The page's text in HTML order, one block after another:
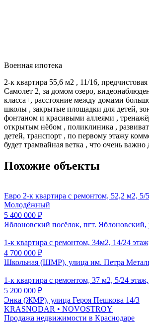
Военная ипотека
2-к квартира 55,6 м2 , 11/16,
Самолет 2, за домом озеро,
класса+, расстояние между домами
школы , закрытые площадки для детей,
фонтаном и красивыми аллеями ,
открытым нёбом , поликлиника ,
детей, транспорт , по первому этажу
будет трамвайная ветка , что очень важно
Похожие объекты
Евро 2-к квартира с ремонтом, 52,2 м2,
Молодёжный
5 400 000 ₽
Яблоновский посёлок, пгт. Яблоновский,
1-к квартира с ремонтом, 34м2, 14/24
4 700 000 ₽
Школьная (ШМР), улица им. Петра
1-к квартира с ремонтом, 37 м2, 5/24
5 200 000 ₽
Энка (ЖМР), улица Героя Пешкова 14/3
KRASNODAR • NOVOSTROY
Продажа недвижимости в Краснодаре